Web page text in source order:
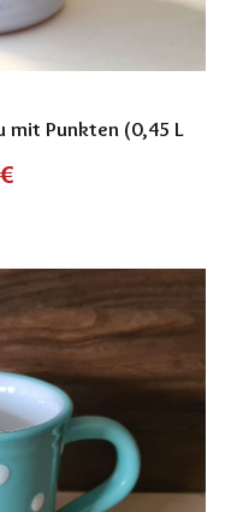
mit Punkten (0,45 L
€